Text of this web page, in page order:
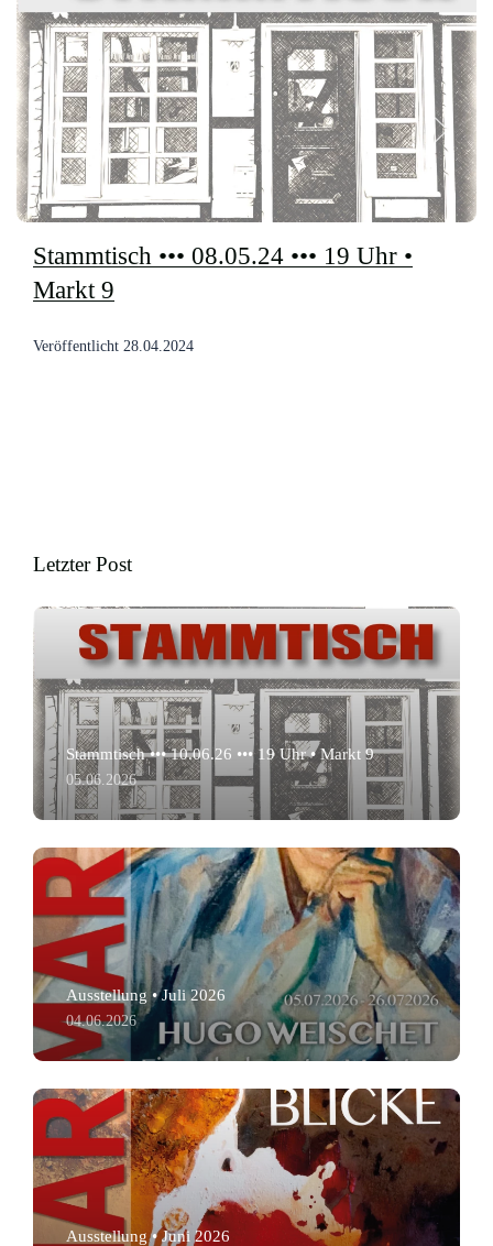
Stammtisch ••• 08.05.24 ••• 19 Uhr •
Markt 9
Veröffentlicht 28.04.2024
Letzter Post
Stammtisch ••• 10.06.26 ••• 19 Uhr • Markt 9
05.06.2026
Ausstellung • Juli 2026
04.06.2026
Ausstellung • Juni 2026